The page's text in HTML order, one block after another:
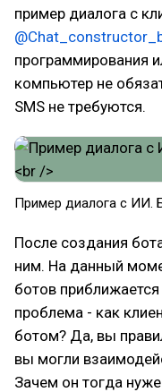
пример диалога с
программирования
компьютер не
SMS не требуются.
Пример диалога с ИИ.
После создания
ним. На данный
ботов
проблема - как
ботом? Да, вы
вы могли
Зачем он тогда